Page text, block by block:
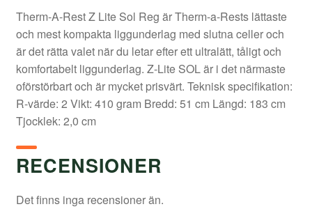
Therm-A-Rest Z Lite Sol Reg är Therm-a-Rests lättaste
och mest kompakta liggunderlag med slutna celler och
är det rätta valet när du letar efter ett ultralätt, tåligt och
komfortabelt liggunderlag. Z-Lite SOL är i det närmaste
oförstörbart och är mycket prisvärt. Teknisk specifikation:
R-värde: 2 Vikt: 410 gram Bredd: 51 cm Längd: 183 cm
Tjocklek: 2,0 cm
RECENSIONER
Det finns inga recensioner än.